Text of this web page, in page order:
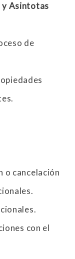
y Asintotas
de
o cancelación
con el